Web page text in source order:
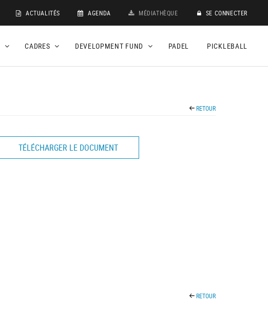
ACTUALITÉS AGENDA MÉDIATHÈQUE SE CONNECTER
CADRES DEVELOPMENT FUND PADEL PICKLEBALL
RETOUR
TÉLÉCHARGER LE DOCUMENT
RETOUR